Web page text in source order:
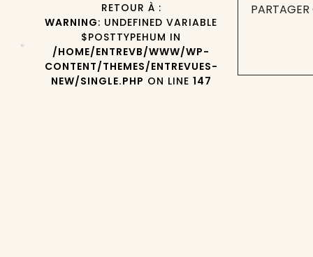
RETOUR À :
WARNING: UNDEFINED VARIABLE
$POSTTYPEHUM IN
/HOME/ENTREVB/WWW/WP-
CONTENT/THEMES/ENTREVUES-
NEW/SINGLE.PHP ON LINE 147